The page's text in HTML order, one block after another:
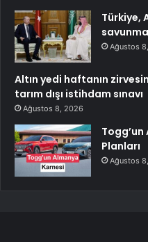
Türkiye,
Ağustos
Altın yedi haftanın
tarım dışı istihdam sınavı
Ağustos 8, 2026
Togg’un
Planları
Ağustos